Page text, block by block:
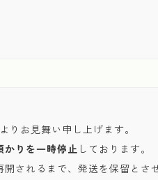
お見舞い申し上げます。
かりを一時停止 しております。
されるまで、発送を保留とさ